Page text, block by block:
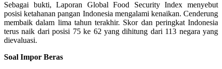
Sebagai bukti, Laporan Global Food Security Index menyebut
posisi ketahanan pangan Indonesia mengalami kenaikan. Cenderung
membaik dalam lima tahun terakhir. Skor dan peringkat Indonesia
terus naik dari posisi 75 ke 62 yang dihitung dari 113 negara yang
dievaluasi.
Soal Impor Beras